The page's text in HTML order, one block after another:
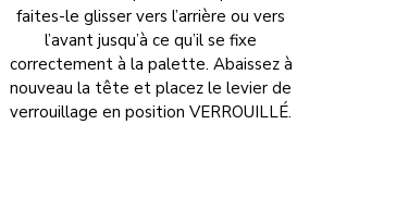
faites-le glisser vers l’arrière ou vers
l’avant jusqu’à ce qu’il se fixe
correctement à la palette. Abaissez à
nouveau la tête et placez le levier de
verrouillage en position VERROUILLÉ.